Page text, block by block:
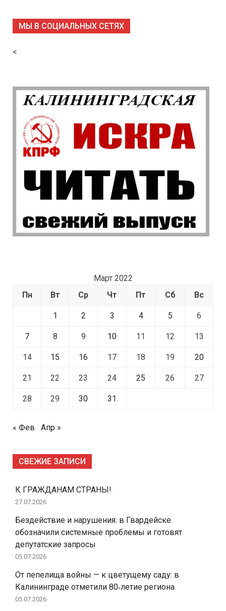
МЫ В СОЦИАЛЬНЫХ СЕТЯХ
<
Март 2022
Пн
Вт Ср Чт Пт Сб Вс
1 2 3 4 5 6
7 8 9 10 11 12 13
14 15 16 17 18 19 20
21 22 23 24 25 26 27
28 29 30 31
« Фев Апр »
СВЕЖИЕ ЗАПИСИ
К ГРАЖДАНАМ СТРАНЫ!
27.07.2026
Бездействие и нарушения: в Гвардейске
обозначили системные проблемы и готовят
депутатские запросы
05.07.2026
От пепелища войны — к цветущему саду: в
Калининграде отметили 80‑летие региона
05.07.2026